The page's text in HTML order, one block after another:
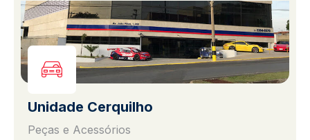
Unidade Cerquilho
Peças e Acessórios